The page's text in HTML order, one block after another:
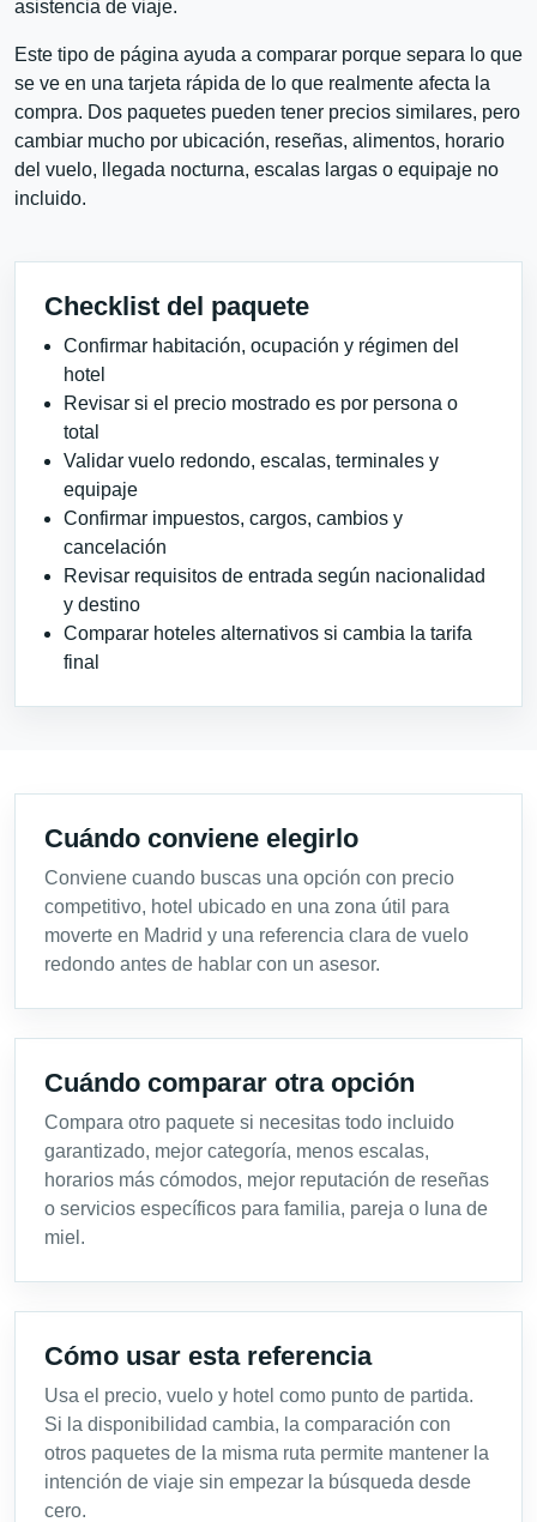
asistencia de viaje.
Este tipo de página ayuda a comparar porque separa lo que
se ve en una tarjeta rápida de lo que realmente afecta la
compra. Dos paquetes pueden tener precios similares, pero
cambiar mucho por ubicación, reseñas, alimentos, horario
del vuelo, llegada nocturna, escalas largas o equipaje no
incluido.
Checklist del paquete
Confirmar habitación, ocupación y régimen del
hotel
Revisar si el precio mostrado es por persona o
total
Validar vuelo redondo, escalas, terminales y
equipaje
Confirmar impuestos, cargos, cambios y
cancelación
Revisar requisitos de entrada según nacionalidad
y destino
Comparar hoteles alternativos si cambia la tarifa
final
Cuándo conviene elegirlo
Conviene cuando buscas una opción con precio
competitivo, hotel ubicado en una zona útil para
moverte en Madrid y una referencia clara de vuelo
redondo antes de hablar con un asesor.
Cuándo comparar otra opción
Compara otro paquete si necesitas todo incluido
garantizado, mejor categoría, menos escalas,
horarios más cómodos, mejor reputación de reseñas
o servicios específicos para familia, pareja o luna de
miel.
Cómo usar esta referencia
Usa el precio, vuelo y hotel como punto de partida.
Si la disponibilidad cambia, la comparación con
otros paquetes de la misma ruta permite mantener la
intención de viaje sin empezar la búsqueda desde
cero.